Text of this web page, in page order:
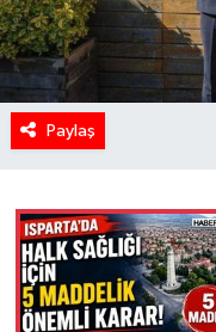
Paylaş
MAGAZİN
Oyun
RESMİ İLANLAR
SAĞLIK